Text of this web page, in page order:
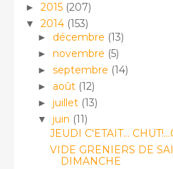
► 2015 (207)
▼ 2014 (153)
► décembre (13)
► novembre (5)
► septembre (14)
► août (12)
► juillet (13)
▼ juin (11)
JEUDI C'ETAIT...
VIDE GRENIERS DE
DIMANCHE